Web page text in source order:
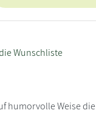
Wunschliste
humorvolle Weise